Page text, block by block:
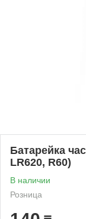
Батарейка
LR620, R60)
В наличии
Розница